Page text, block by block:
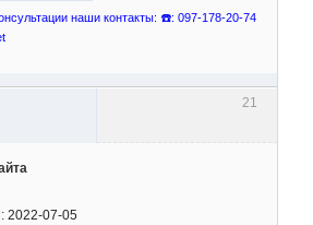
наши контакты: ☎️: 097-178-20-74
21
2022-07-05